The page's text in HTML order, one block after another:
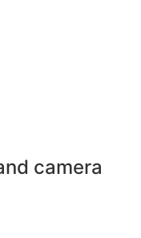
camera